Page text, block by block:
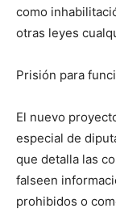
como
otras leyes
Prisión para
El nuevo
especial de
que detalla las
falseen
prohibidos o